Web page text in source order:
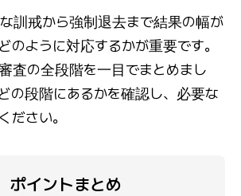
訓戒から強制退去まで結果の幅が
のように対応するかが重要です。
査の全段階を一目でまとめまし
の段階にあるかを確認し、必要な
ださい。
ポイントまとめ